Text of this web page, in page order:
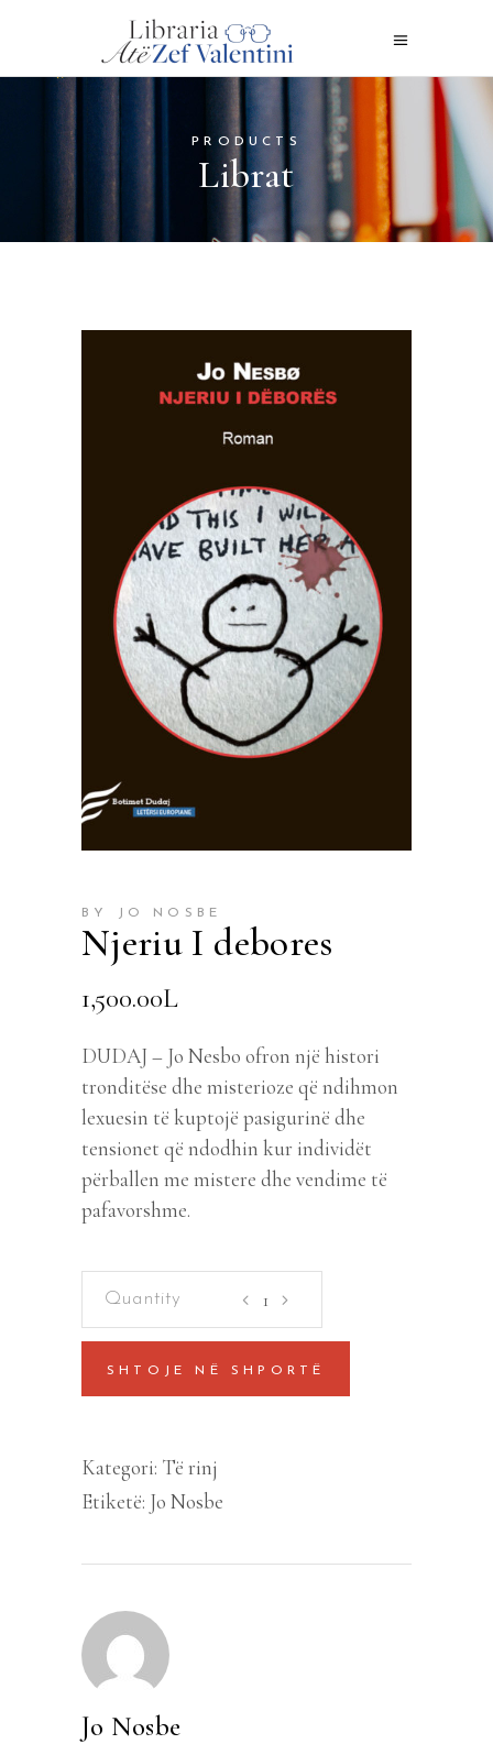
PRODUCTS
Librat
BY JO NOSBE
Njeriu I debores
1,500.00L
DUDAJ – Jo Nesbo ofron një histori
tronditëse dhe misterioze që ndihmon
lexuesin të kuptojë pasigurinë dhe
tensionet që ndodhin kur individët
përballen me mistere dhe vendime të
pafavorshme.
debores
quantity
SHTOJE NË SHPORTË
Kategori: Të rinj
Etiketë: Jo Nosbe
Jo Nosbe